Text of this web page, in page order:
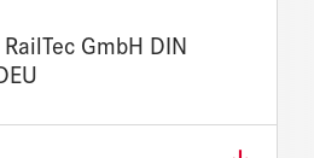
GmbH DIN